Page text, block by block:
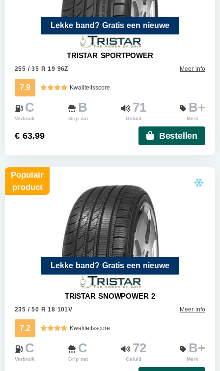
Lekke band? Gratis een nieuwe
TRISTAR SPORTPOWER
255 / 35 R 19 96Z Meer info
7.9 Kwaliteitsscore
C
Verbruik
B
Grip nat
71
Geluid
B+
Merk
€ 63.99 Bestellen
Lekke band? Gratis een nieuwe
Populair
product
TRISTAR SNOWPOWER 2
235 / 50 R 18 101V Meer info
7.2 Kwaliteitsscore
C
Verbruik
C
Grip nat
72
Geluid
B+
Merk